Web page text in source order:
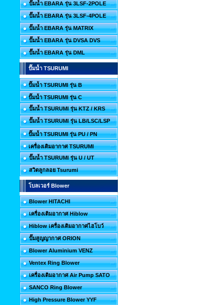
ปั๊มน้ำ EBARA รุ่น 3LSF-2POLE
ปั๊มน้ำ EBARA รุ่น 3LSF-4POLE
ปั๊มน้ำ EBARA รุ่น MATRIX
ปั๊มน้ำ EBARA รุ่น DVSA DVS
ปั๊มน้ำ EBARA รุ่น DML
ปั๊มน้ำ TSURUMI
ปั๊มน้ำ TSURUMI รุ่น B
ปั๊มน้ำ TSURUMI รุ่น C
ปั๊มน้ำ TSURUMI รุ่น KTZ / KRS
ปั๊มน้ำ TSURUMI รุ่น LB/LSC/LSP
ปั๊มน้ำ TSURUMI รุ่น PU / PN
เครื่องเติมอากาศ TSURUMI
ปั๊มน้ำ TSURUMI รุ่น U / UT
สวิตลูกลอย Tsurumi
โบลเวอร์ Blower
Blower HITACHI
เครื่องเติมอากาศ Hiblow
Hiblow เครื่องเติมอากาศไฮโบว์
ปั๊มสูญญากาศ ORION
Blower Aluminium VENZ
Ventex Ring Blower
เครื่องเติมอากาศ Air Pump SATO
SANCO Ring Blower
High Pressure Blower YYF